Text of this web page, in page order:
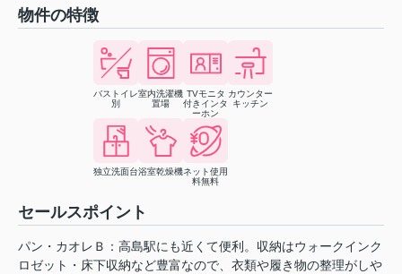
物件の特徴
バストイレ
別
室内洗濯機
置場
TVモニタ
付きインタ
ーホン
カウンター
キッチン
独立洗面台浴室乾燥機ネット使用
料無料
セールスポイント
パン・カオレＢ：高島駅にも近くて便利。収納はウォークインク
ロゼット・床下収納など豊富なので、衣類や履き物の整理がしや